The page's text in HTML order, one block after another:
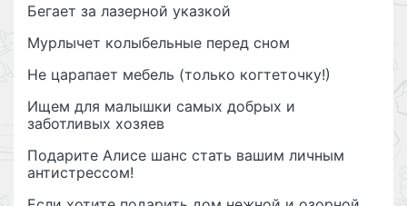
Бегает за лазерной указкой
Мурлычет колыбельные перед сном
Не царапает мебель (только когтеточку!)
Ищем для малышки самых добрых и
заботливых хозяев
Подарите Алисе шанс стать вашим личным
антистрессом!